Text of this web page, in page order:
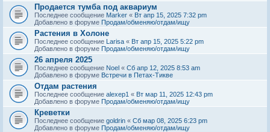
Продается тумба под аквариум
Последнее сообщение Marker « Вт апр 15, 2025 7:32 pm
Добавлено в форуме Продам/обменяю/отдам/ищу
Растения в Холоне
Последнее сообщение Larisa « Вт апр 15, 2025 5:22 pm
Добавлено в форуме Продам/обменяю/отдам/ищу
26 апреля 2025
Последнее сообщение Noel « Сб апр 12, 2025 8:53 am
Добавлено в форуме Встречи в Петах-Тикве
Отдам растения
Последнее сообщение alexep1 « Вт мар 11, 2025 12:43 pm
Добавлено в форуме Продам/обменяю/отдам/ищу
Креветки
Последнее сообщение goldrin « Сб мар 08, 2025 6:23 pm
Добавлено в форуме Продам/обменяю/отдам/ищу